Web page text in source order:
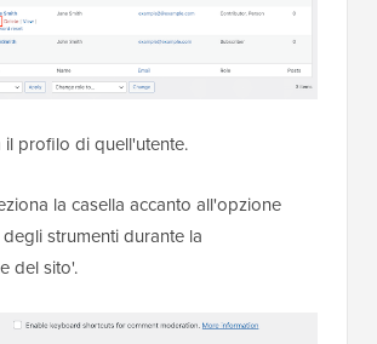
profilo di quell'utente.
la casella accanto all'opzione
strumenti durante la
del sito'.